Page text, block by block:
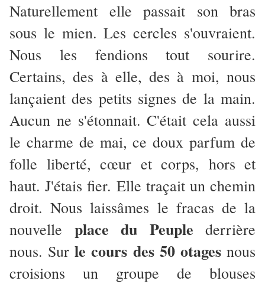
Naturellement elle passait son bras
sous le mien. Les cercles s'ouvraient.
Nous les fendions tout sourire.
Certains, des à elle, des à moi, nous
lançaient des petits signes de la main.
Aucun ne s'étonnait. C'était cela aussi
le charme de mai, ce doux parfum de
folle liberté, cœur et corps, hors et
haut. J'étais fier. Elle traçait un chemin
droit. Nous laissâmes le fracas de la
nouvelle place du Peuple derrière
nous. Surle cours des 50 otagesnous
croisions un groupe de blouses